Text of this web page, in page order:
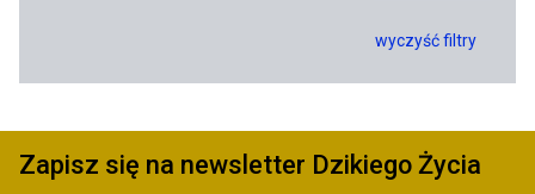
wyczyść filtry
Zapisz się na newsletter Dzikiego Życia